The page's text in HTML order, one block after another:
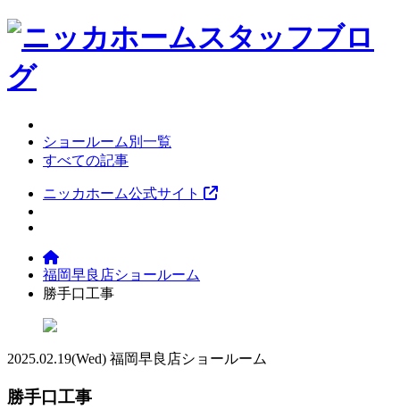
ショールーム別一覧
すべての記事
ニッカホーム公式サイト
福岡早良店ショールーム
勝手口工事
2025.02.19(Wed) 福岡早良店ショールーム
勝手口工事